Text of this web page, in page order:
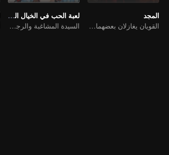
المجد
القويان يغازلان بعضهما البعض ويعملان معًا لكسر الجمود
لعبة الحب في الخيال الشرقي (النسخة الإنجليزية)
السيدة المشاغبة والرجل الوسيم المتغطرس